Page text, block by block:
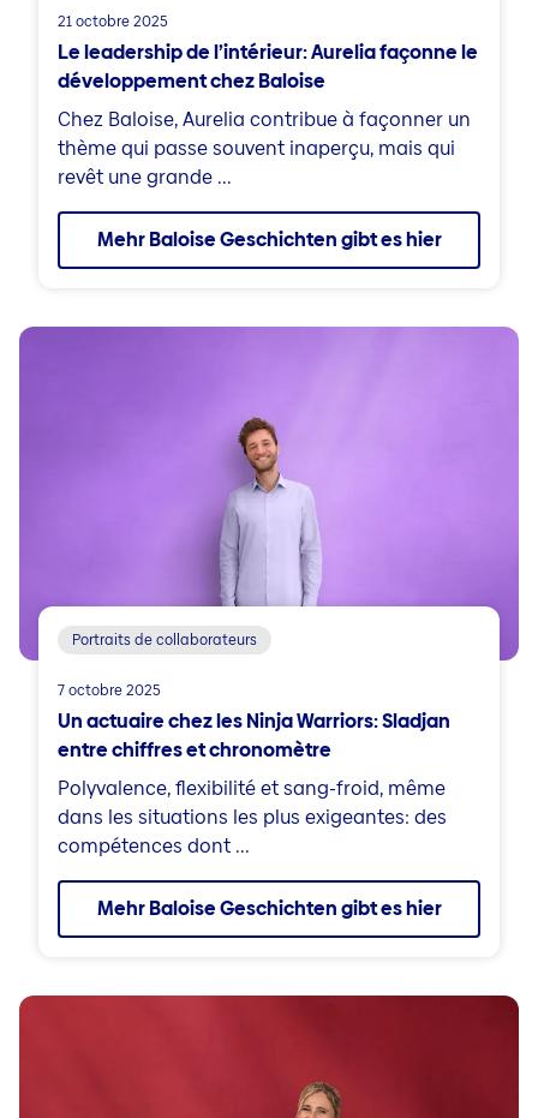
21 octobre 2025
Le leadership de l’intérieur: Aurelia façonne le
développement chez Baloise
Chez Baloise, Aurelia contribue à façonner un
thème qui passe souvent inaperçu, mais qui
revêt une grande ...
Mehr Baloise Geschichten gibt es hier
Portraits de collaborateurs
7 octobre 2025
Un actuaire chez les Ninja Warriors: Sladjan
entre chiffres et chronomètre
Polyvalence, flexibilité et sang-froid, même
dans les situations les plus exigeantes: des
compétences dont ...
Mehr Baloise Geschichten gibt es hier